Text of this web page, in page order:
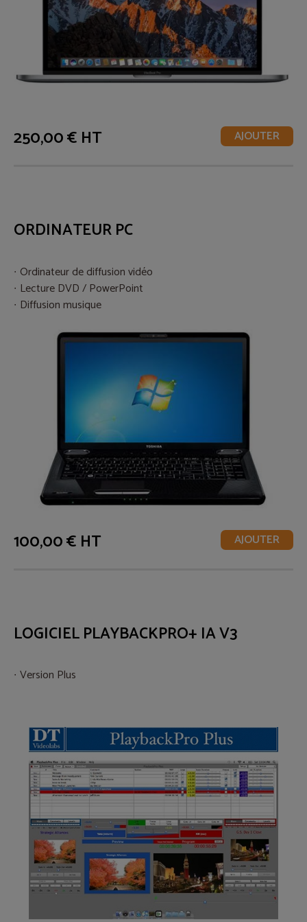
250,00 € HT AJOUTER
ORDINATEUR PC
Ordinateur de diffusion vidéo
Lecture DVD / PowerPoint
Diffusion musique
100,00 € HT AJOUTER
LOGICIEL PLAYBACKPRO+ IA V3
Version Plus